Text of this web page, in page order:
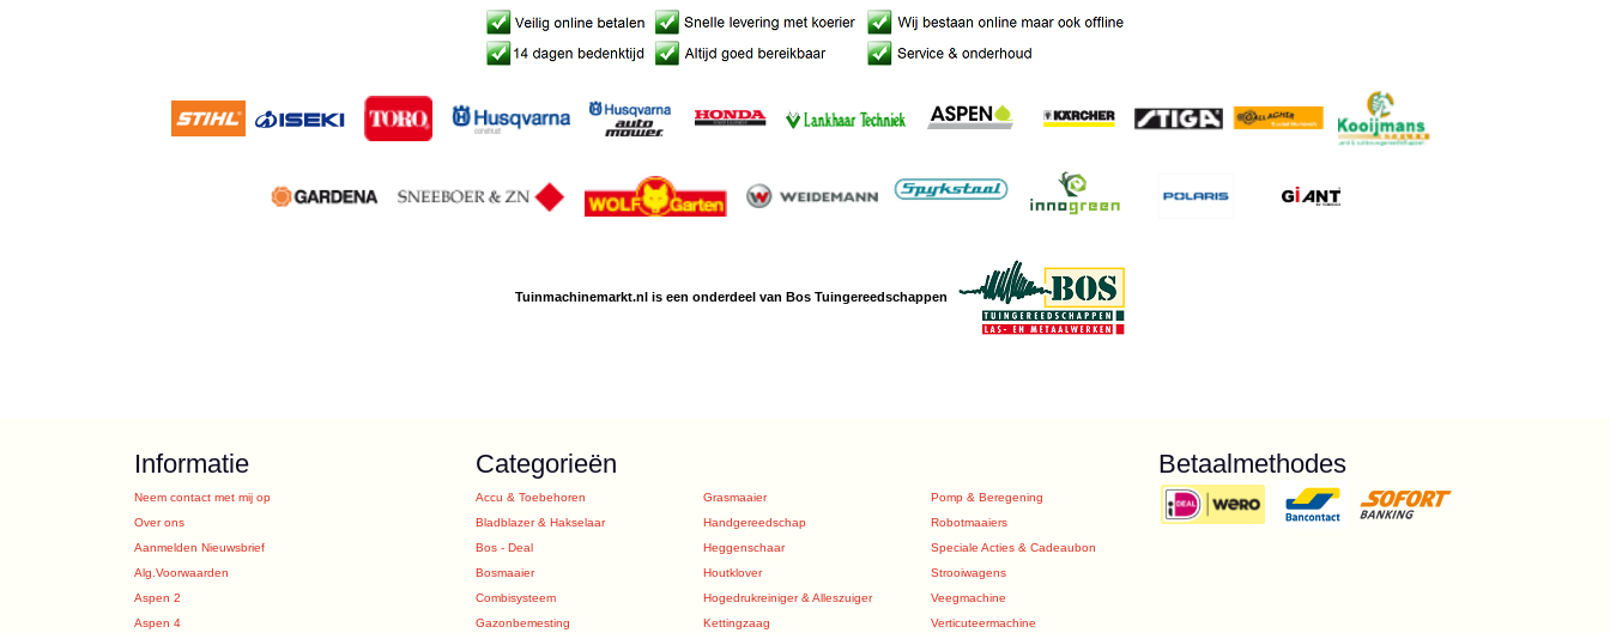
Tuinmachinemarkt.nl is een onderdeel van Bos Tuingereedschappen
Informatie
Neem contact met mij op
Over ons
Aanmelden Nieuwsbrief
Alg.Voorwaarden
Aspen 2
Aspen 4
Categorieën
Accu & Toebehoren
Bladblazer & Hakselaar
Bos - Deal
Bosmaaier
Combisysteem
Gazonbemesting
Grasmaaier
Handgereedschap
Heggenschaar
Houtklover
Hogedrukreiniger & Alleszuiger
Kettingzaag
Pomp & Beregening
Robotmaaiers
Speciale Acties & Cadeaubon
Strooiwagens
Veegmachine
Verticuteermachine
Betaalmethodes